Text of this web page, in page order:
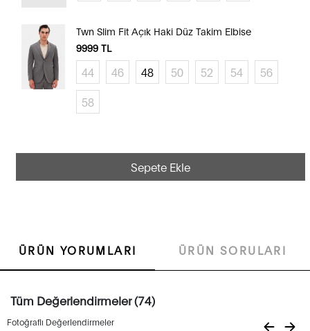
Twn Slim Fit Açık Haki Düz Takim Elbise
9999 TL
44 46 48 50 52 54 56
58
Sepete Ekle
ÜRÜN YORUMLARI ÜRÜN SORULARI
Tüm Değerlendirmeler (74)
Fotoğraflı Değerlendirmeler